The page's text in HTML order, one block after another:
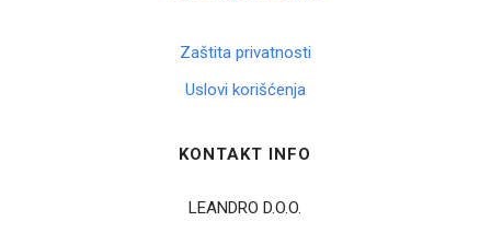
Zaštita privatnosti
Uslovi korišćenja
KONTAKT INFO
LEANDRO D.O.O.